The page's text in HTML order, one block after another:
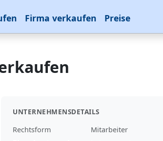
Firma verkaufen Preise
UNTERNEHMENSDETAILS
Rechtsform
Mitarbeiter